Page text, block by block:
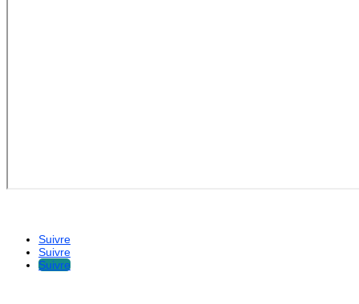
Suivre
Suivre
Suivre